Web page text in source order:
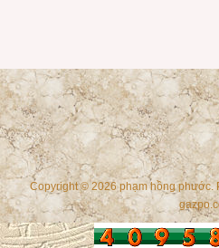
Copyright © 2026 phạm hồng phước.